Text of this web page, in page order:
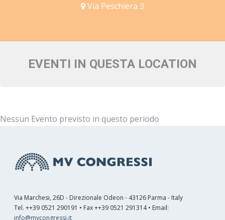
Via Peschiera 3
EVENTI IN QUESTA LOCATION
Nessun Evento previsto in questo periodo
Via Marchesi, 26D - Direzionale Odeon - 43126 Parma - Italy
Tel. ++39 0521 290191 • Fax ++39 0521 291314 • Email:
info@mvcongressi.it